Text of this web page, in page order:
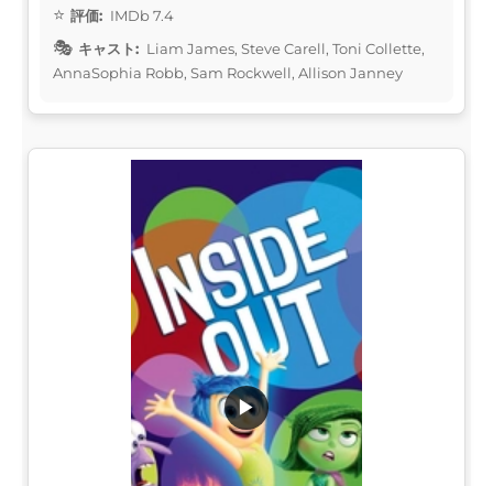
評価: IMDb 7.4
キャスト: Liam James, Steve Carell, Toni Collette,
AnnaSophia Robb, Sam Rockwell, Allison Janney
▶